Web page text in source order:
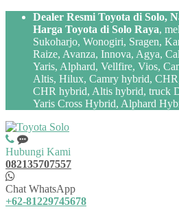
Dealer Resmi Toyota di Solo,
Harga Toyota di Solo Raya,
Sukoharjo, Wonogiri, Sragen,
Raize, Avanza, Innova, Agya,
Yaris, Alphard, Vellfire, Vios,
Altis, Hilux, Camry hybrid,
CHR hybrid, Altis hybrid, truck
Yaris Cross Hybrid, Alphard
Hubungi Kami
082135707557
Chat WhatsApp
+62-81229745678